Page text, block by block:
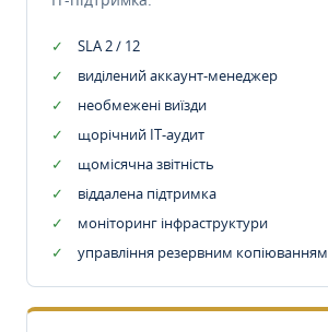
SLA 2 / 12
виділений аккаунт-менеджер
необмежені виїзди
щорічний IT-аудит
щомісячна звітність
віддалена підтримка
моніторинг інфраструктури
управління резервним копіюванням